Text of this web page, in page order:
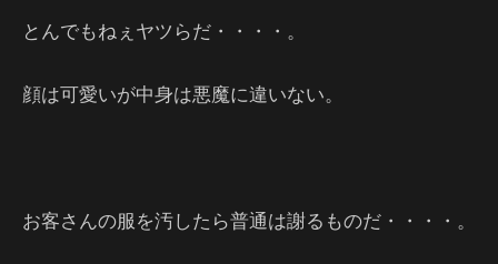
とんでもねぇヤツらだ・・・・。
顔は可愛いが中身は悪魔に違いない。
お客さんの服を汚したら普通は謝るものだ・・・・。